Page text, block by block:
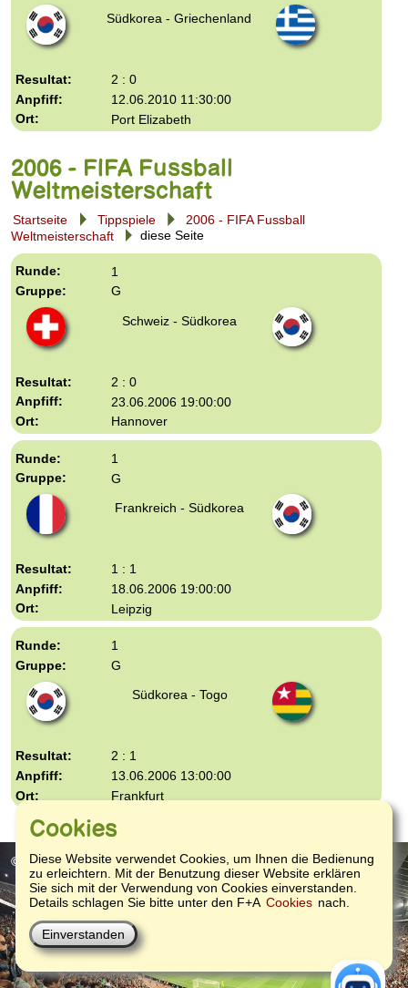
Südkorea - Griechenland
2 : 0
12.06.2010 11:30:00
Port Elizabeth
2006 - FIFA Fussball
Weltmeisterschaft
Startseite Tippspiele
2006 - FIFA Fussball
Weltmeisterschaft
diese Seite
1
G
Schweiz - Südkorea
2 : 0
23.06.2006 19:00:00
Hannover
1
G
Frankreich - Südkorea
1 : 1
18.06.2006 19:00:00
Leipzig
1
G
Südkorea - Togo
2 : 1
13.06.2006 13:00:00
Frankfurt
Cookies
Diese Website verwendet Cookies, um Ihnen die Bedienung
zu erleichtern. Mit der Benutzung dieser Website erklären
Sie sich mit der Verwendung von Cookies einverstanden.
Details schlagen Sie bitte unter den F+A Cookies nach.
© 2004-2026- Kontakt: e-Mail oder Facebook